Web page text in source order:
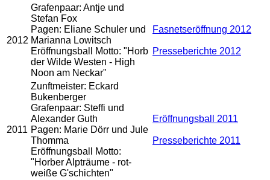
2012
Grafenpaar: Antje und
Stefan Fox
Pagen: Eliane Schuler und
Marianna Lowitsch
Eröffnungsball Motto: "Horb
der Wilde Westen - High
Noon am Neckar"
Fasnetseröffnung 2012
Presseberichte 2012
2011
Zunftmeister: Eckard
Bukenberger
Grafenpaar: Steffi und
Alexander Guth
Pagen: Marie Dörr und Jule
Thomma
Eröffnungsball Motto:
"Horber Alpträume - rot-
weiße G'schichten"
Eröffnungsball 2011
Presseberichte 2011